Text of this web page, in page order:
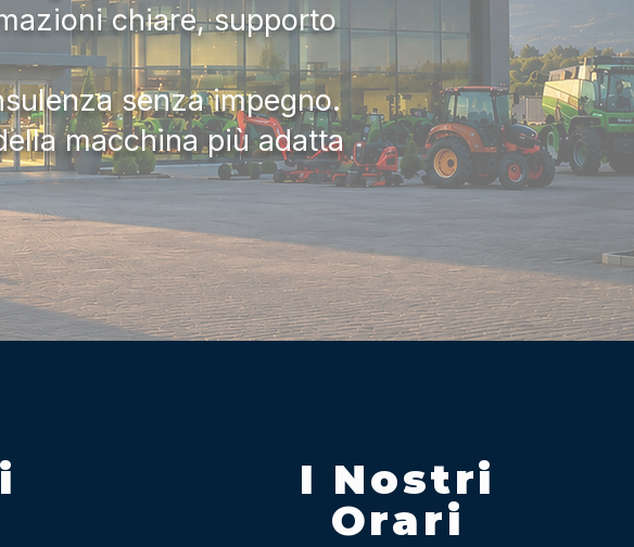
chiare, supporto
senza impegno.
macchina più adatta
I Nostri
Orari